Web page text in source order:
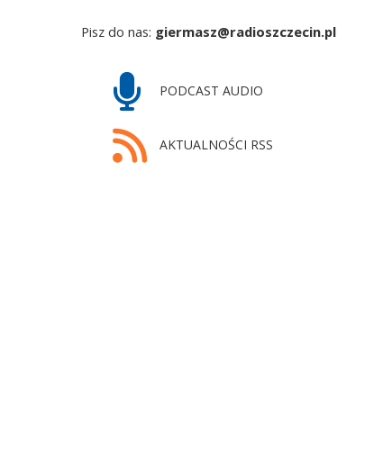
Pisz do nas: giermasz@radioszczecin.pl
PODCAST AUDIO
AKTUALNOŚCI RSS